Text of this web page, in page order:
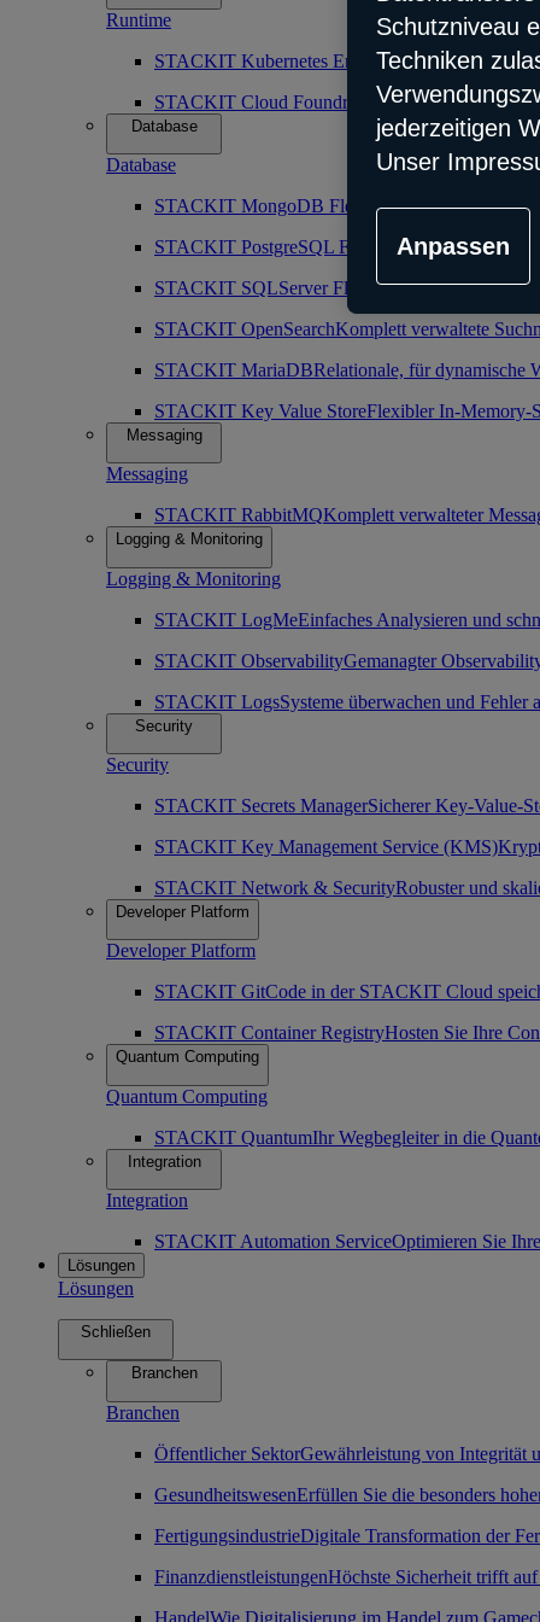
Runtime
STACKIT Kubernetes Engine (SKE)Robuster,
STACKIT Cloud Foundry
Vorkonfiguration der
Database
Database
STACKIT MongoDB Flex
Komplettverwaltete
STACKIT PostgreSQL Flex
Komplett verwaltete
STACKIT SQLServer Flex
Maximal
STACKIT OpenSearchKomplett verwaltete
STACKIT MariaDBRelationale, für dynamische
STACKIT Key Value StoreFlexibler In-Memory-
Messaging
Messaging
STACKIT RabbitMQKomplett verwalteter
Logging & Monitoring
Logging & Monitoring
STACKIT LogMeEinfaches Analysieren und
STACKIT ObservabilityGemanagter
STACKIT LogsSysteme überwachen und Fehler
Security
Security
STACKIT Secrets ManagerSicherer Key-Value-
STACKIT Key Management Service (KMS)
STACKIT Network & SecurityRobuster und
Developer Platform
Developer Platform
STACKIT GitCode in der STACKIT Cloud
STACKIT Container RegistryHosten Sie Ihre
Quantum Computing
Quantum Computing
STACKIT QuantumIhr Wegbegleiter in die
Integration
Integration
STACKIT Automation ServiceOptimieren Sie
Lösungen
Lösungen
Schließen
Branchen
Branchen
Öffentlicher SektorGewährleistung von Integrität
GesundheitswesenErfüllen Sie die besonders
FertigungsindustrieDigitale Transformation der
FinanzdienstleistungenHöchste Sicherheit trifft
HandelWie Digitalisierung im Handel zum
Schutzniveau
Techniken
jederzeitigen
Unser
Anpassen